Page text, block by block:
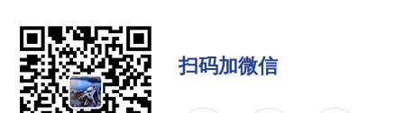
扫码加微信